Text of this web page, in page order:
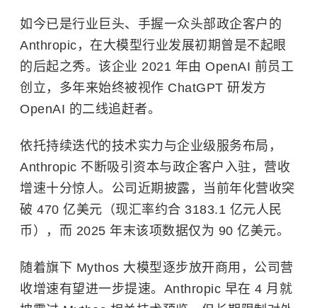
如今已是行业巨头、手握一众头部政企客户的
Anthropic，在大模型行业发展初期曾是不起眼
的后起之秀。该企业 2021 年由 OpenAI 前员工
创立，多年来始终被视作 ChatGPT 研发方
OpenAI 的二线追赶者。
依托持续迭代的技术实力与企业级服务布局，
Anthropic 不断吸引资本与政企客户入驻，营收
增速十分惊人。公司近期披露，当前年化营收突
破 470 亿美元（现汇率约合 3183.1 亿元人民
币），而 2025 年末该项数据仅为 90 亿美元。
随着旗下 Mythos 大模型逐步放开商用，公司营
收增速有望进一步提速。Anthropic 早在 4 月就